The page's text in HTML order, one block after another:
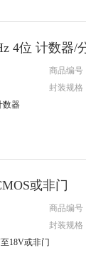
4位 计数器/
商品编号
封装规格
数器
或非门
商品编号
封装规格
18V或非门